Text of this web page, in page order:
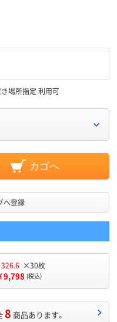
き場所指定 利用可
カゴへ
へ登録
326.6 ×30枚
9,798 (税込)
8 商品あります。